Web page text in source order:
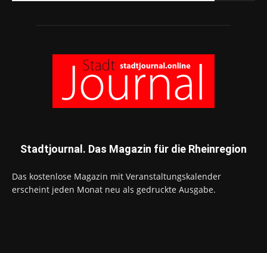
Stadtjournal. Das Magazin für die Rheinregion
Das kostenlose Magazin mit Veranstaltungskalender
erscheint jeden Monat neu als gedruckte Ausgabe.